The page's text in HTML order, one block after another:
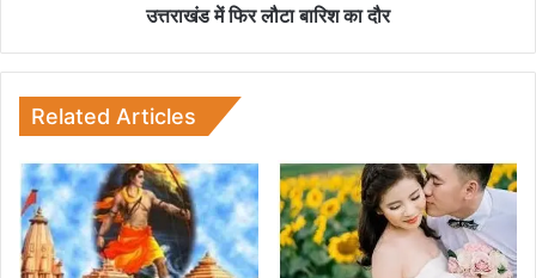
का
दौ
र
उत्तराखंड में फिर लौटा बारिश का दौर
Related Articles